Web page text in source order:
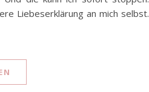
Liebeserklärung an mich selbst.